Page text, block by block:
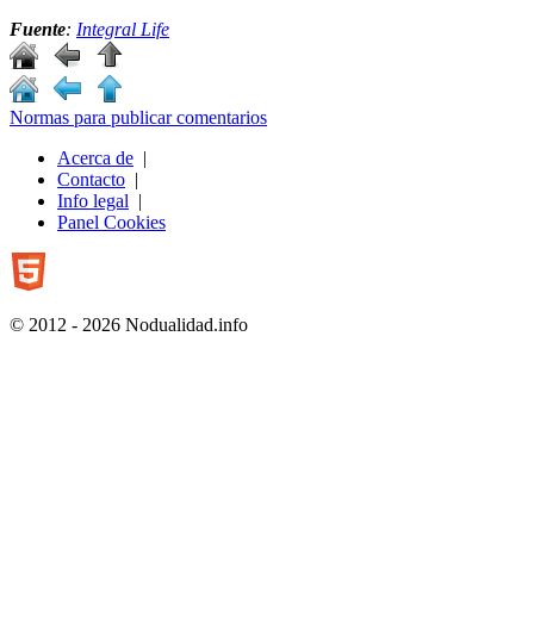
Fuente: Integral Life
Normas para publicar comentarios
Acerca de |
Contacto |
Info legal |
Panel Cookies
© 2012 - 2026 Nodualidad.info